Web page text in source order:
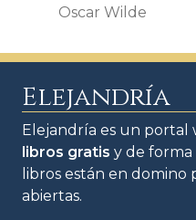
Oscar Wilde
Elejandría
Elejandría es un portal
libros gratis y de forma
libros están en domino
abiertas.